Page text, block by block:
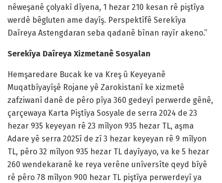
nêweşanê çolyakî dîyena, 1 hezar 210 kesan rê piştîya
werdê bêgluten ame dayîş. Perspektîfê Serekîya
Daîreya Astengdaran seba qadanê bînan rayîr akeno.”
Serekîya Daîreya Xizmetanê Sosyalan
Hemşaredare Bucak ke va Kreş û Keyeyanê
Muqatbîyayîşê Rojane yê Zarokistanî ke xizmetê
zafziwanî danê de pêro pîya 360 gedeyî perwerde gênê,
çarçewaya Karta Piştîya Sosyale de serra 2024 de 23
hezar 935 keyeyan rê 23 mîlyon 935 hezar TL, aşma
Adare yê serra 2025î de zî 3 hezar keyeyan rê 9 mîlyon
TL, pêro 32 mîlyon 935 hezar TL dayîyayo, va ke 5 hezar
260 wendekaranê ke reya verêne unîversîte qeyd bîyê
rê pêro 78 mîlyon 900 hezar TL piştîya perwerdeyî ya